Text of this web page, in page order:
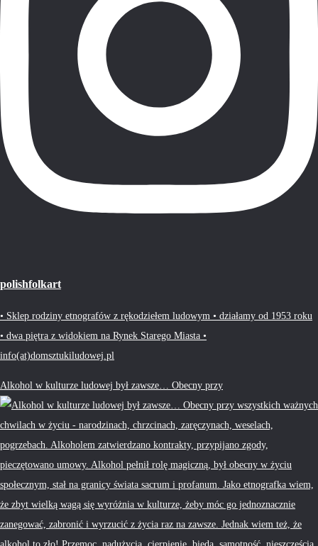
polishfolkart
• Sklep rodziny etnografów z rękodziełem ludowym • działamy od 1953 roku
• dwa piętra z widokiem na Rynek Starego Miasta •
info(at)domsztukiludowej.pl
Alkohol w kulturze ludowej był zawsze… Obecny przy